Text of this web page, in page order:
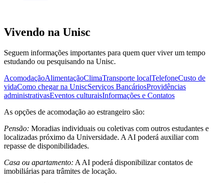
Vivendo na Unisc
Seguem informações importantes para quem quer viver um tempo
estudando ou pesquisando na Unisc.
AcomodaçãoAlimentaçãoClimaTransporte localTelefoneCusto de
vidaComo chegar na UniscServiços BancáriosProvidências
administrativasEventos culturaisInformações e Contatos
As opções de acomodação ao estrangeiro são:
Pensão: Moradias individuais ou coletivas com outros estudantes e
localizadas próximo da Universidade. A AI poderá auxiliar com
repasse de disponibilidades.
Casa ou apartamento: A AI poderá disponibilizar contatos de
imobiliárias para trâmites de locação.